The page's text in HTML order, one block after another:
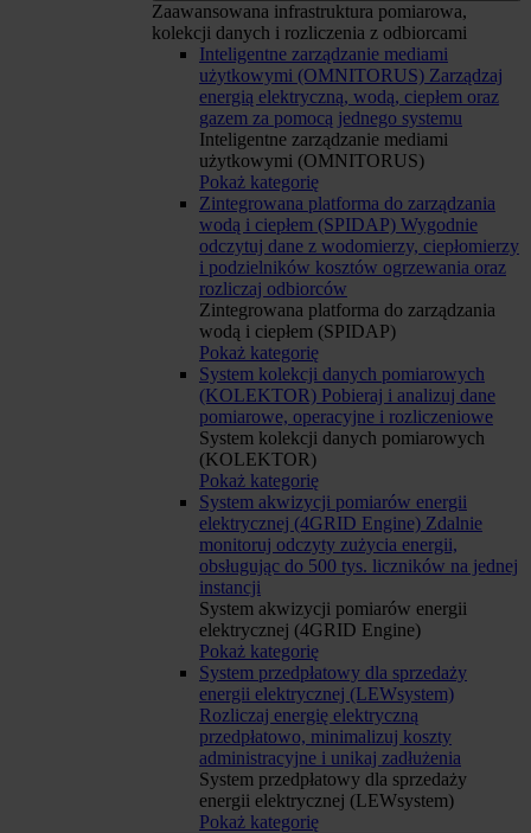
Zaawansowana infrastruktura pomiarowa,
kolekcji danych i rozliczenia z odbiorcami
Inteligentne zarządzanie mediami
użytkowymi (OMNITORUS) Zarządzaj
energią elektryczną, wodą, ciepłem oraz
gazem za pomocą jednego systemu
Inteligentne zarządzanie mediami
użytkowymi (OMNITORUS)
Pokaż kategorię
Zintegrowana platforma do zarządzania
wodą i ciepłem (SPIDAP) Wygodnie
odczytuj dane z wodomierzy, ciepłomierzy
i podzielników kosztów ogrzewania oraz
rozliczaj odbiorców
Zintegrowana platforma do zarządzania
wodą i ciepłem (SPIDAP)
Pokaż kategorię
System kolekcji danych pomiarowych
(KOLEKTOR) Pobieraj i analizuj dane
pomiarowe, operacyjne i rozliczeniowe
System kolekcji danych pomiarowych
(KOLEKTOR)
Pokaż kategorię
System akwizycji pomiarów energii
elektrycznej (4GRID Engine) Zdalnie
monitoruj odczyty zużycia energii,
obsługując do 500 tys. liczników na jednej
instancji
System akwizycji pomiarów energii
elektrycznej (4GRID Engine)
Pokaż kategorię
System przedpłatowy dla sprzedaży
energii elektrycznej (LEWsystem)
Rozliczaj energię elektryczną
przedpłatowo, minimalizuj koszty
administracyjne i unikaj zadłużenia
System przedpłatowy dla sprzedaży
energii elektrycznej (LEWsystem)
Pokaż kategorię